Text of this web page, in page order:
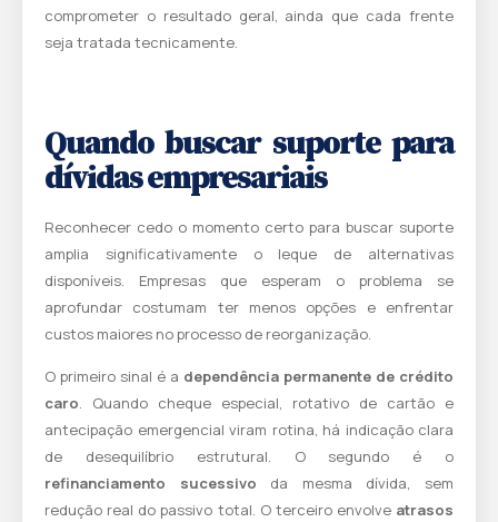
comprometer o resultado geral, ainda que cada frente
seja tratada tecnicamente.
Quando buscar suporte para
dívidas empresariais
Reconhecer cedo o momento certo para buscar suporte
amplia significativamente o leque de alternativas
disponíveis. Empresas que esperam o problema se
aprofundar costumam ter menos opções e enfrentar
custos maiores no processo de reorganização.
O primeiro sinal é a dependência permanente de crédito
caro. Quando cheque especial, rotativo de cartão e
antecipação emergencial viram rotina, há indicação clara
de desequilíbrio estrutural. O segundo é o
refinanciamento sucessivo da mesma dívida, sem
redução real do passivo total. O terceiro envolve atrasos